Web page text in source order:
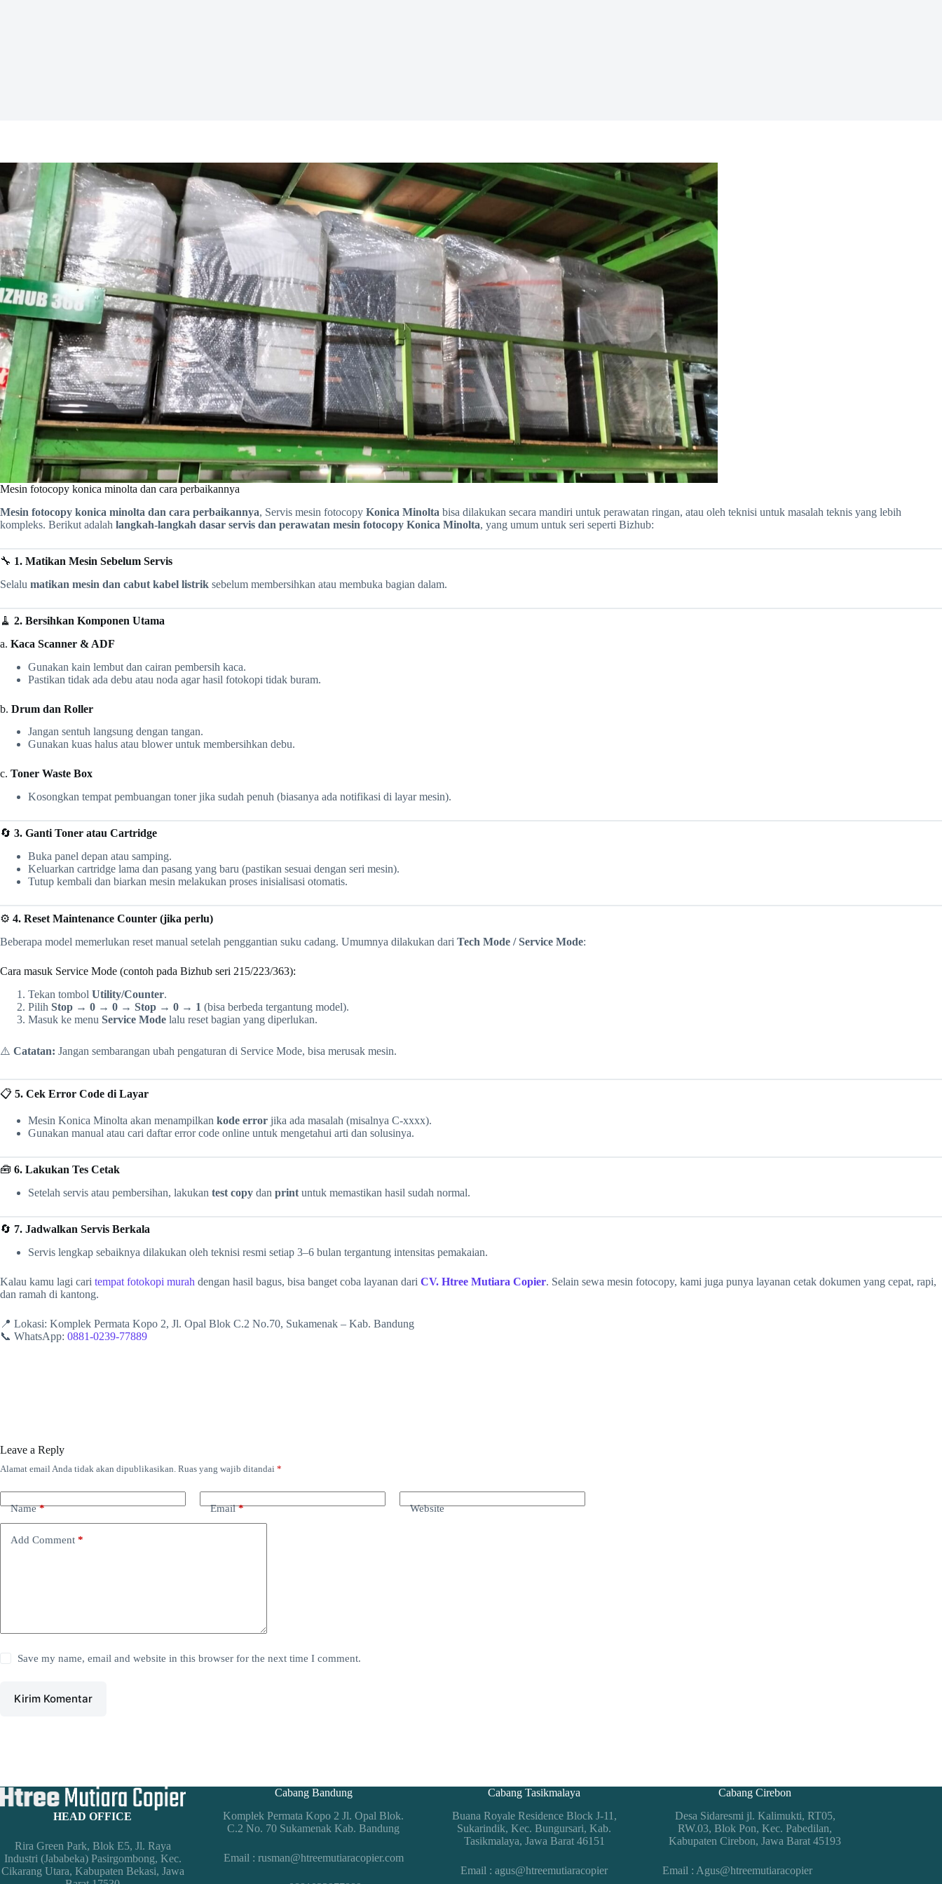
Mesin fotocopy konica minolta dan cara perbaikannya
Mesin fotocopy konica minolta dan cara perbaikannya, Servis mesin fotocopy Konica Minolta bisa dilakukan secara mandiri untuk perawatan ringan, atau oleh teknisi untuk masalah teknis yang lebih
kompleks. Berikut adalah langkah-langkah dasar servis dan perawatan mesin fotocopy Konica Minolta, yang umum untuk seri seperti Bizhub:
🔧 1. Matikan Mesin Sebelum Servis
Selalu matikan mesin dan cabut kabel listrik sebelum membersihkan atau membuka bagian dalam.
🧹 2. Bersihkan Komponen Utama
a. Kaca Scanner & ADF
Gunakan kain lembut dan cairan pembersih kaca.
Pastikan tidak ada debu atau noda agar hasil fotokopi tidak buram.
b. Drum dan Roller
Jangan sentuh langsung dengan tangan.
Gunakan kuas halus atau blower untuk membersihkan debu.
c. Toner Waste Box
Kosongkan tempat pembuangan toner jika sudah penuh (biasanya ada notifikasi di layar mesin).
🔄 3. Ganti Toner atau Cartridge
Buka panel depan atau samping.
Keluarkan cartridge lama dan pasang yang baru (pastikan sesuai dengan seri mesin).
Tutup kembali dan biarkan mesin melakukan proses inisialisasi otomatis.
⚙️ 4. Reset Maintenance Counter (jika perlu)
Beberapa model memerlukan reset manual setelah penggantian suku cadang. Umumnya dilakukan dari Tech Mode / Service Mode:
Cara masuk Service Mode (contoh pada Bizhub seri 215/223/363):
Tekan tombol Utility/Counter.
Pilih Stop → 0 → 0 → Stop → 0 → 1 (bisa berbeda tergantung model).
Masuk ke menu Service Mode lalu reset bagian yang diperlukan.
⚠️ Catatan: Jangan sembarangan ubah pengaturan di Service Mode, bisa merusak mesin.
📋 5. Cek Error Code di Layar
Mesin Konica Minolta akan menampilkan kode error jika ada masalah (misalnya C-xxxx).
Gunakan manual atau cari daftar error code online untuk mengetahui arti dan solusinya.
🧰 6. Lakukan Tes Cetak
Setelah servis atau pembersihan, lakukan test copy dan print untuk memastikan hasil sudah normal.
🔄 7. Jadwalkan Servis Berkala
Servis lengkap sebaiknya dilakukan oleh teknisi resmi setiap 3–6 bulan tergantung intensitas pemakaian.
Kalau kamu lagi cari tempat fotokopi murah dengan hasil bagus, bisa banget coba layanan dari CV. Htree Mutiara Copier. Selain sewa mesin fotocopy, kami juga punya layanan cetak dokumen yang cepat, rapi,
dan ramah di kantong.
📍 Lokasi: Komplek Permata Kopo 2, Jl. Opal Blok C.2 No.70, Sukamenak – Kab. Bandung
📞 WhatsApp: 0881-0239-77889
Leave a Reply
Alamat email Anda tidak akan dipublikasikan. Ruas yang wajib ditandai *
Name* Email* Website
Add Comment *
Save my name, email and website in this browser for the next time I comment.
Kirim Komentar
HEAD OFFICE
Rira Green Park, Blok E5, Jl. Raya
Industri (Jababeka) Pasirgombong, Kec.
Cikarang Utara, Kabupaten Bekasi, Jawa
Cabang Bandung
Komplek Permata Kopo 2 Jl. Opal Blok.
C.2 No. 70 Sukamenak Kab. Bandung
Email : rusman@htreemutiaracopier.com
Cabang Tasikmalaya
Buana Royale Residence Block J-11,
Sukarindik, Kec. Bungursari, Kab.
Tasikmalaya, Jawa Barat 46151
Email : agus@htreemutiaracopier
Cabang Cirebon
Desa Sidaresmi jl. Kalimukti, RT05,
RW.03, Blok Pon, Kec. Pabedilan,
Kabupaten Cirebon, Jawa Barat 45193
Email : Agus@htreemutiaracopier